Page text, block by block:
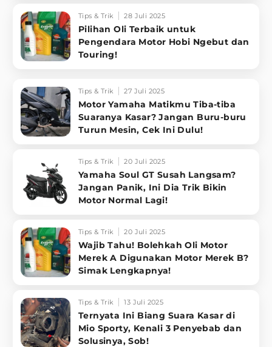
Tips & Trik 28 Juli 2025
Pilihan Oli Terbaik untuk
Pengendara Motor Hobi Ngebut dan
Touring!
Tips & Trik 27 Juli 2025
Motor Yamaha Matikmu Tiba-tiba
Suaranya Kasar? Jangan Buru-buru
Turun Mesin, Cek Ini Dulu!
Tips & Trik 20 Juli 2025
Yamaha Soul GT Susah Langsam?
Jangan Panik, Ini Dia Trik Bikin
Motor Normal Lagi!
Tips & Trik 20 Juli 2025
Wajib Tahu! Bolehkah Oli Motor
Merek A Digunakan Motor Merek B?
Simak Lengkapnya!
Tips & Trik 13 Juli 2025
Ternyata Ini Biang Suara Kasar di
Mio Sporty, Kenali 3 Penyebab dan
Solusinya, Sob!